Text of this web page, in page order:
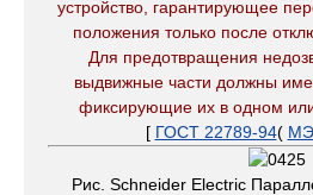
устройство, гарантирующее
положения только после
Для предотвращения
выдвижные части должны
фиксирующие их в одном
[ ГОСТ 22789-94(
Рис. Schneider Electric